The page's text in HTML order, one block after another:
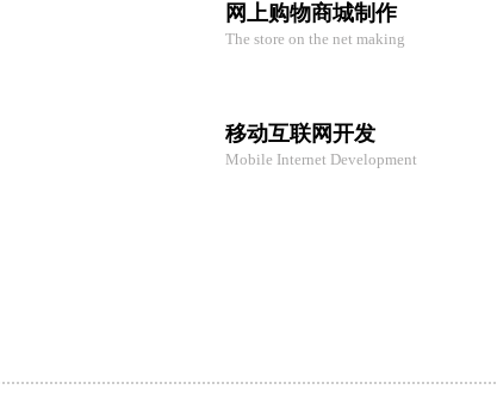
网上购物商城制作
The store on the net making
移动互联网开发
Mobile Internet Development